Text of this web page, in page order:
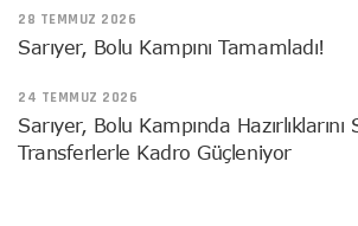
28 TEMMUZ 2026
Sarıyer, Bolu Kampını Tamamladı!
24 TEMMUZ 2026
Sarıyer, Bolu Kampında
Transferlerle Kadro Güçleniyor